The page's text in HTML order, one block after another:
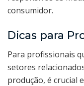
consumidor.
Dicas para
Para profissionais
setores
produção, é crucial